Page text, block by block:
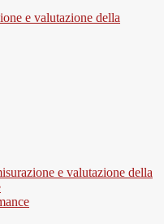
e valutazione della
e valutazione della